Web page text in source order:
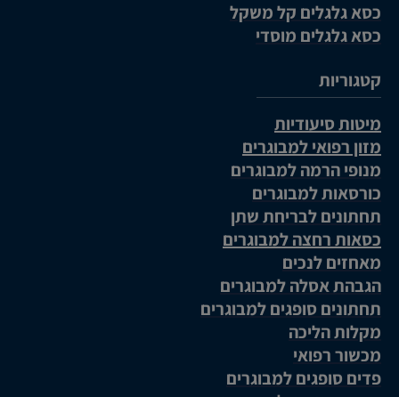
כסא גלגלים קל משקל
כסא גלגלים מוסדי
קטגוריות
מיטות סיעודיות
מזון רפואי למבוגרים
מנופי הרמה למבוגרים
כורסאות למבוגרים
תחתונים לבריחת שתן
כסאות רחצה למבוגרים
מאחזים לנכים
הגבהת אסלה למבוגרים
תחתונים סופגים למבוגרים
מקלות הליכה
מכשור רפואי
פדים סופגים למבוגרים